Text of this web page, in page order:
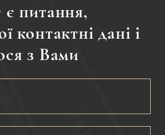
питання,
контактні дані і
з Вами